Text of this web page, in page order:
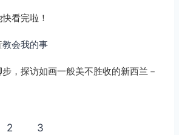
看完啦！
教会我的事
，探访如画一般美不胜收的新西兰－
2 3